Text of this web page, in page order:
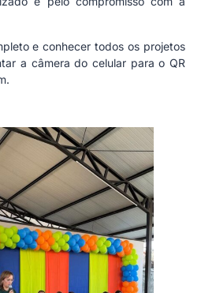
e conhecer todos os projetos
a câmera do celular para o QR